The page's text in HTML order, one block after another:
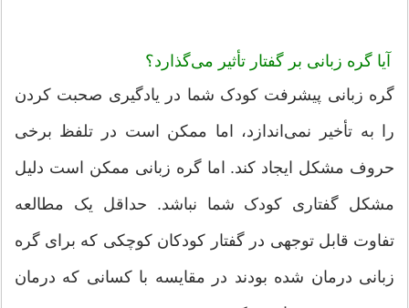
آیا گره زبانی بر گفتار تأثیر می‌گذارد؟
گره زبانی پیشرفت کودک شما در یادگیری صحبت کردن
را به تأخیر نمی‌اندازد، اما ممکن است در تلفظ برخی
حروف مشکل ایجاد کند. اما گره زبانی ممکن است دلیل
مشکل گفتاری کودک شما نباشد. حداقل یک مطالعه
تفاوت قابل توجهی در گفتار کودکان کوچکی که برای گره
زبانی درمان شده بودند در مقایسه با کسانی که درمان